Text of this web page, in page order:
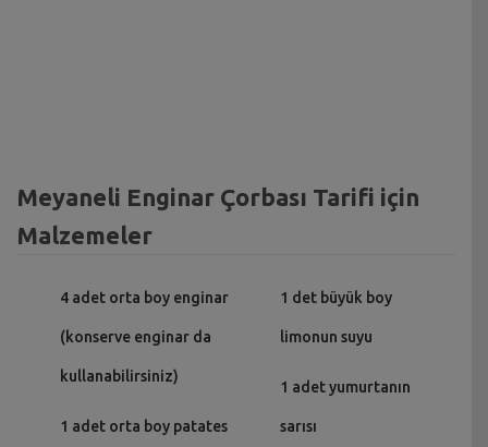
Meyaneli Enginar Çorbası Tarifi için
Malzemeler
4 adet orta boy enginar
(konserve enginar da
kullanabilirsiniz)
1 adet orta boy patates
1 det büyük boy
limonun suyu
1 adet yumurtanın
sarısı